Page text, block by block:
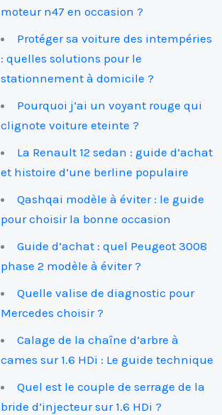
moteur n47 en occasion ?
Protéger sa voiture des intempéries
: quelles solutions pour le
stationnement à domicile ?
Pourquoi j’ai un voyant rouge qui
clignote voiture eteinte ?
La Renault 12 sedan : guide d’achat
et histoire d’une berline populaire
Qashqai modèle à éviter : le guide
pour choisir la bonne occasion
Guide d’achat : quel Peugeot 3008
phase 2 modèle à éviter ?
Quelle valise de diagnostic pour
Mercedes choisir ?
Calage de la chaîne d’arbre à
cames sur 1.6 HDi : Le guide technique
Quel est le couple de serrage de la
bride d’injecteur sur 1.6 HDi ?